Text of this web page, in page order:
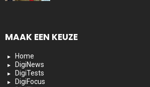
MAAK EEN KEUZE
Home
DigiNews
DigiTests
DigiFocus